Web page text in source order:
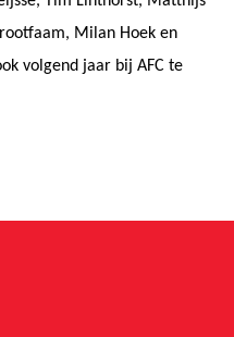
Milan Hoek en
volgend jaar bij AFC te